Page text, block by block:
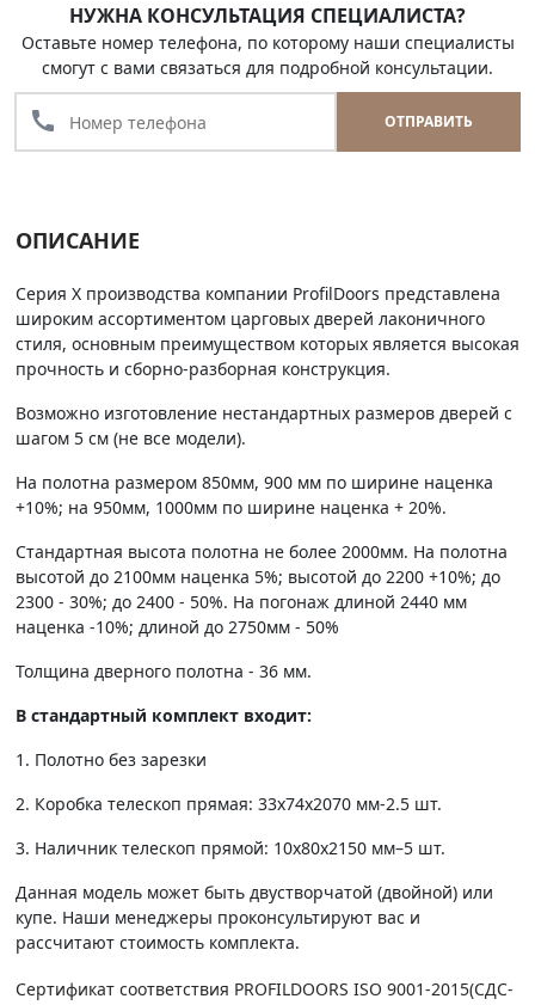
НУЖНА КОНСУЛЬТАЦИЯ СПЕЦИАЛИСТА?
Оставьте номер телефона, по которому наши специалисты
смогут с вами связаться для подробной консультации.
call ОТПРАВИТЬ
ОПИСАНИЕ
Серия Х производства компании ProfilDoors представлена
широким ассортиментом царговых дверей лаконичного
стиля, основным преимуществом которых является высокая
прочность и сборно-разборная конструкция.
Возможно изготовление нестандартных размеров дверей с
шагом 5 см (не все модели).
На полотна размером 850мм, 900 мм по ширине наценка
+10%; на 950мм, 1000мм по ширине наценка + 20%.
Стандартная высота полотна не более 2000мм. На полотна
высотой до 2100мм наценка 5%; высотой до 2200 +10%; до
2300 - 30%; до 2400 - 50%. На погонаж длиной 2440 мм
наценка -10%; длиной до 2750мм - 50%
Толщина дверного полотна - 36 мм.
В стандартный комплект входит:
1. Полотно без зарезки
2. Коробка телескоп прямая: 33х74х2070 мм-2.5 шт.
3. Наличник телескоп прямой: 10х80х2150 мм–5 шт.
Данная модель может быть двустворчатой (двойной) или
купе. Наши менеджеры проконсультируют вас и
рассчитают стоимость комплекта.
Сертификат соответствия PROFILDOORS ISO 9001-2015(СДС-